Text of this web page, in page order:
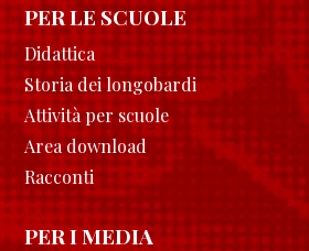
PER LE SCUOLE
Didattica
Storia dei longobardi
Attività per scuole
Area download
Racconti
PER I MEDIA